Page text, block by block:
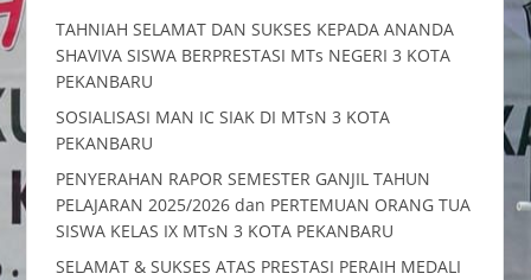
TAHNIAH SELAMAT DAN SUKSES KEPADA ANANDA
SHAVIVA SISWA BERPRESTASI MTs NEGERI 3 KOTA
PEKANBARU
SOSIALISASI MAN IC SIAK DI MTsN 3 KOTA
PEKANBARU
PENYERAHAN RAPOR SEMESTER GANJIL TAHUN
PELAJARAN 2025/2026 dan PERTEMUAN ORANG TUA
SISWA KELAS IX MTsN 3 KOTA PEKANBARU
SELAMAT & SUKSES ATAS PRESTASI PERAIH MEDALI